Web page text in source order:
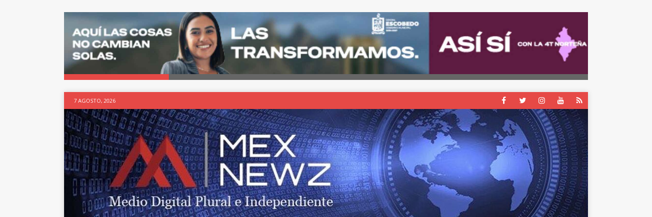
7 AGOSTO, 2026